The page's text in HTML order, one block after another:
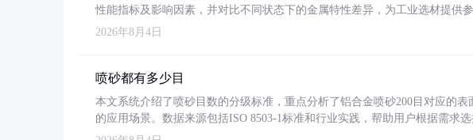
性能指标及影响因素，并对比不同状态下的金属特性差异，为工业选材提供参
2026年8月4日
喷砂都有多少目
本文系统介绍了喷砂目数的分级标准，重点分析了铝合金喷砂200目对应的表
的应用场景。数据来源包括ISO 8503-1标准和行业实践，帮助用户根据需求选